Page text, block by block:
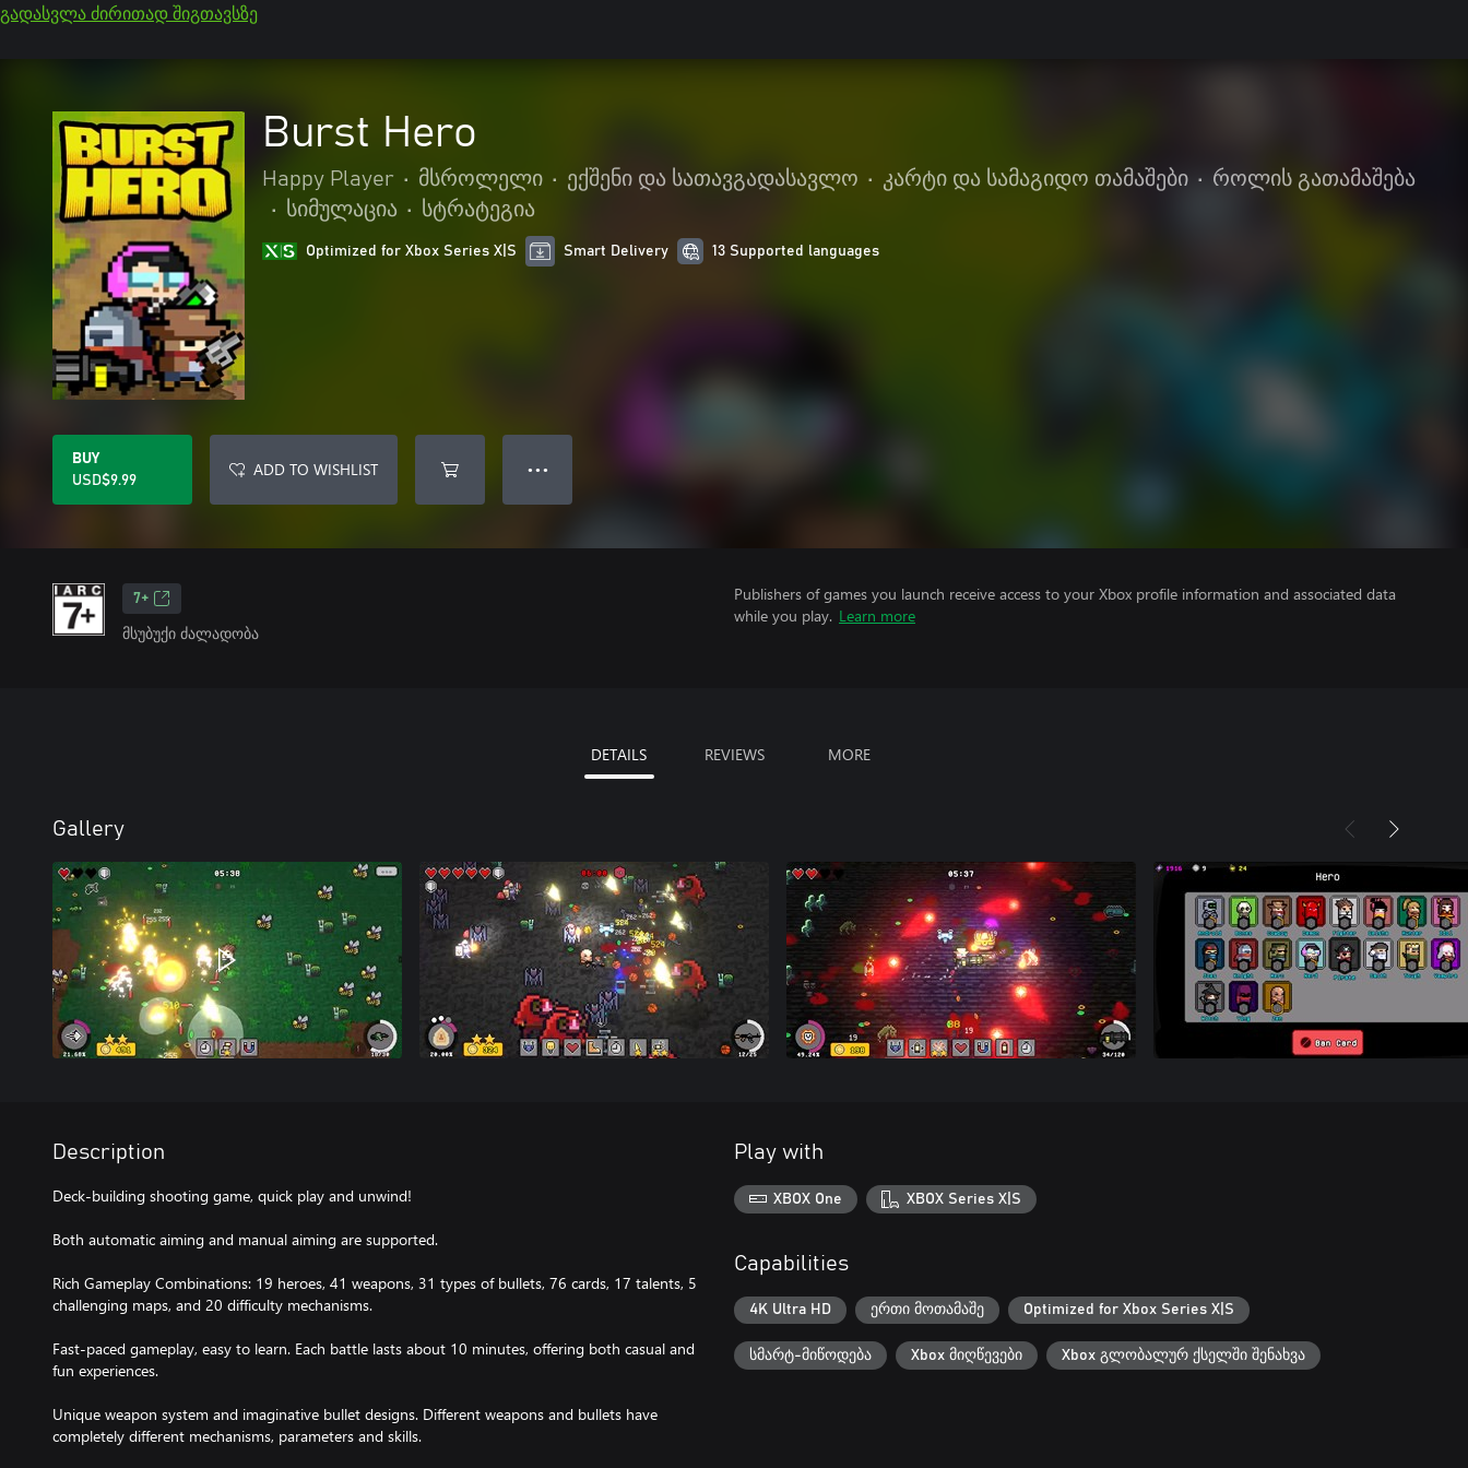
გადასვლა ძირითად შიგთავსზე
Burst Hero
Happy Player • მსროლელი • ექშენი და სათავგადასავლო • კარტი და სამაგიდო თამაშები • როლის გათამაშება
• სიმულაცია • სტრატეგია
Optimized for Xbox Series X|S Smart Delivery 13 Supported languages
BUY
USD$9.99
ADD TO WISHLIST ● ● ●
7+
მსუბუქი ძალადობა
Publishers of games you launch receive access to your Xbox profile information and associated data
while you play. Learn more
DETAILS REVIEWS MORE
Gallery
Description
Deck-building shooting game, quick play and unwind!
Both automatic aiming and manual aiming are supported.
Rich Gameplay Combinations: 19 heroes, 41 weapons, 31 types of bullets, 76 cards, 17 talents, 5
challenging maps, and 20 difficulty mechanisms.
Fast-paced gameplay, easy to learn. Each battle lasts about 10 minutes, offering both casual and
fun experiences.
Unique weapon system and imaginative bullet designs. Different weapons and bullets have
completely different mechanisms, parameters and skills.
Play with
XBOX One XBOX Series X|S
Capabilities
4K Ultra HD ერთი მოთამაშე Optimized for Xbox Series X|S
სმარტ-მიწოდება Xbox მიღწევები Xbox გლობალურ ქსელში შენახვა